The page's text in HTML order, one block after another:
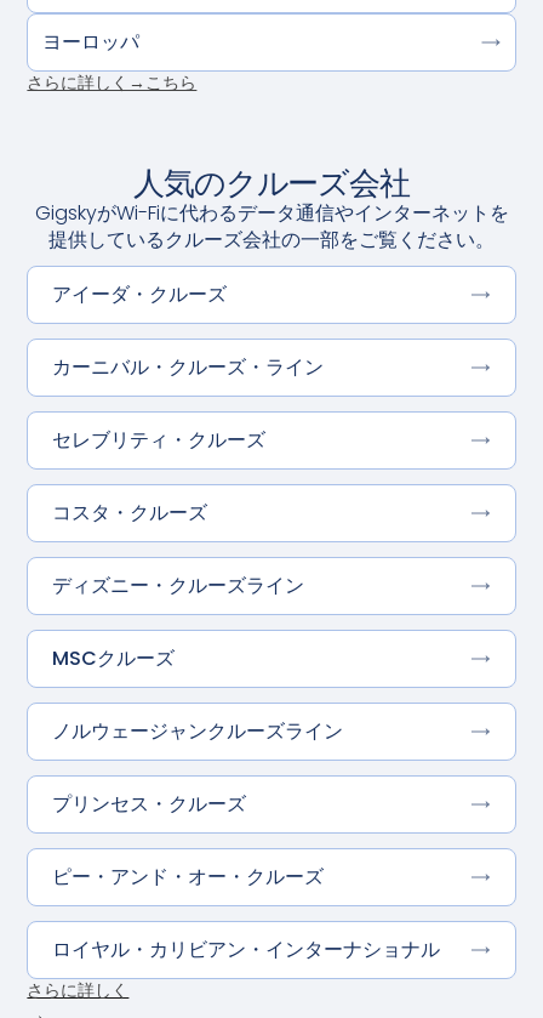
ヨーロッパ
さらに詳しく→こちら
人気のクルーズ会社
GigskyがWi-Fiに代わるデータ通信やインターネットを
提供しているクルーズ会社の一部をご覧ください。
アイーダ・クルーズ
カーニバル・クルーズ・ライン
セレブリティ・クルーズ
コスタ・クルーズ
ディズニー・クルーズライン
MSCクルーズ
ノルウェージャンクルーズライン
プリンセス・クルーズ
ピー・アンド・オー・クルーズ
ロイヤル・カリビアン・インターナショナル
さらに詳しく